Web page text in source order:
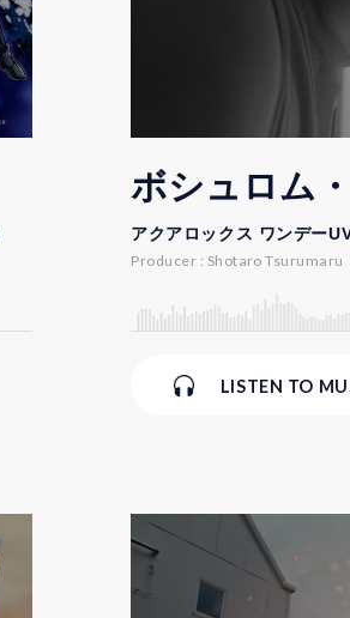
ボシュロム
アクアロックス ワンデー
Producer : Shotaro Tsurumaru
LISTEN TO